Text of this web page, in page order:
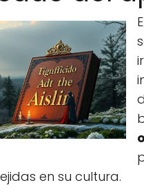
en su cultura.